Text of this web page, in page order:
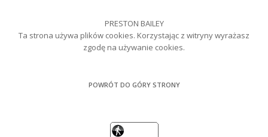
PRESTON BAILEY
Ta strona używa plików cookies. Korzystając z witryny wyrażasz
zgodę na używanie cookies.
POWRÓT DO GÓRY STRONY